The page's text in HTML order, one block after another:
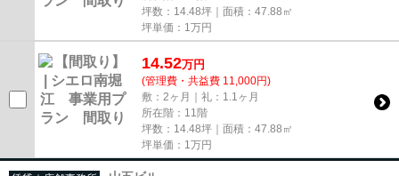
坪数：14.48坪｜面積：47.88㎡
坪単価： 1 万円
14.52万円
(管理費・共益費 11,000円)
敷：2ヶ月｜礼：1.1ヶ月
所在階：11階
坪数：14.48坪｜面積：47.88㎡
坪単価： 1 万円